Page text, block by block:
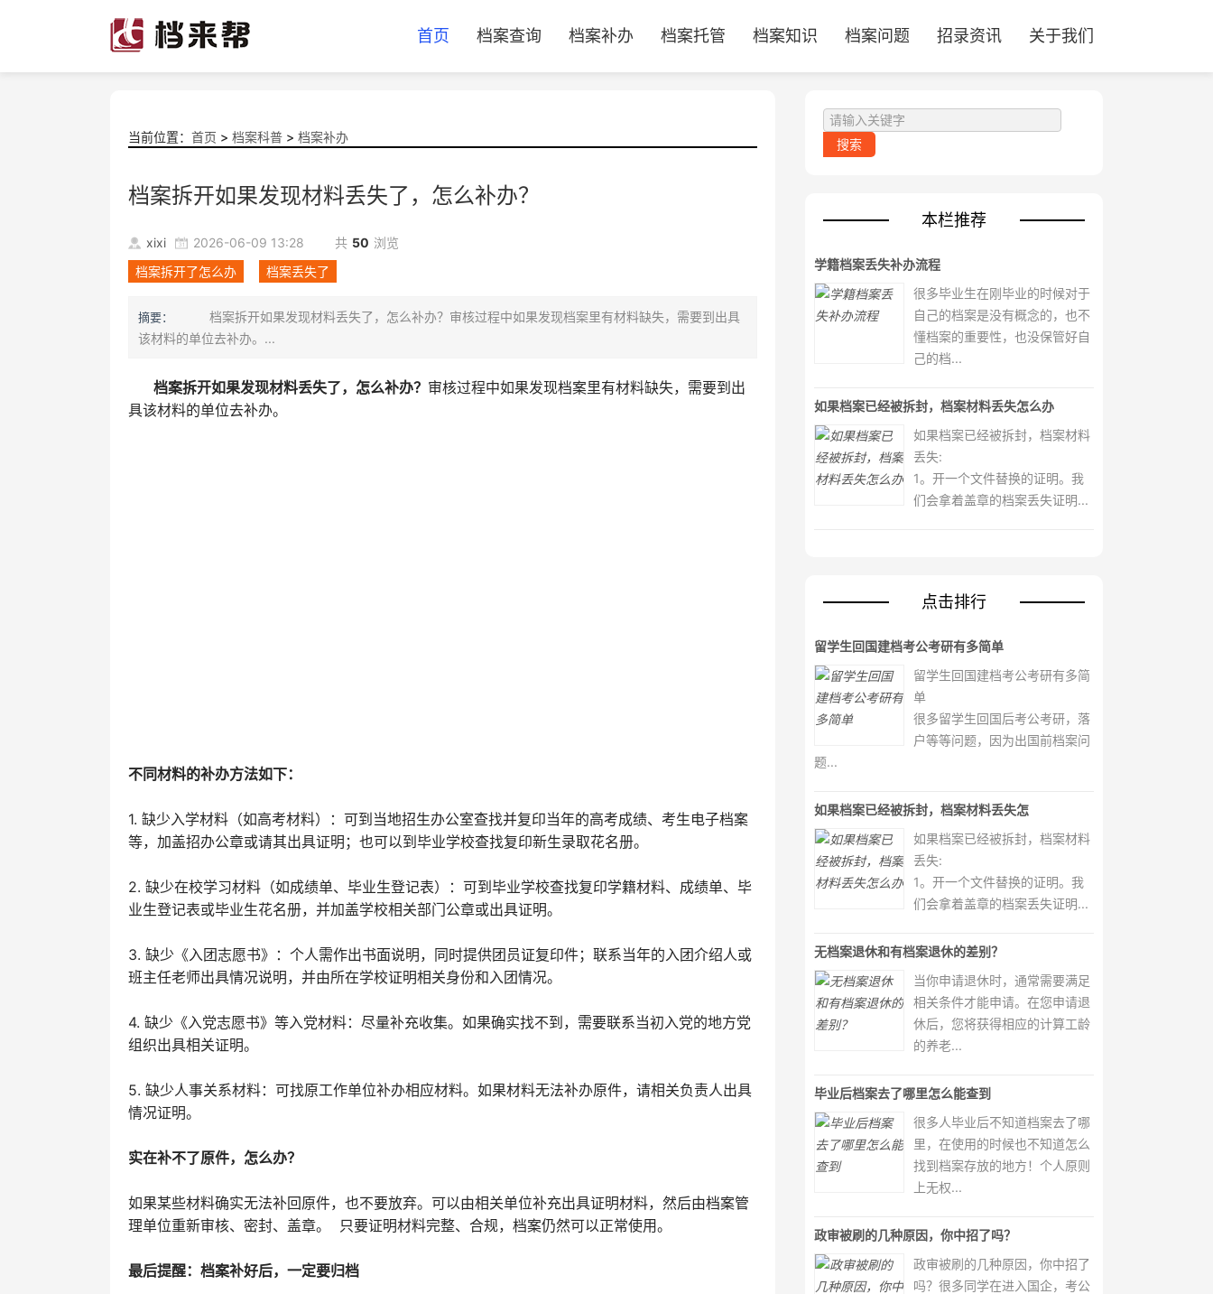
首页 档案查询 档案补办 档案托管 档案知识 档案问题 招录资讯 关于我们
当前位置： 首页 > 档案科普 > 档案补办
档案拆开如果发现材料丢失了，怎么补办？
xixi 2026-06-09 13:28 共 50 浏览
档案拆开了怎么办
档案丢失了
摘要：
档案拆开如果发现材料丢失了，怎么补办？审核过程中如果发现档案里有材料缺失，需要到出具
该材料的单位去补办。...
档案拆开如果发现材料丢失了，怎么补办？ 审核过程中如果发现档案里有材料缺失，需要到出
具该材料的单位去补办。
不同材料的补办方法如下：
1. 缺少入学材料（如高考材料）：可到当地招生办公室查找并复印当年的高考成绩、考生电子档案
等，加盖招办公章或请其出具证明；也可以到毕业学校查找复印新生录取花名册。
2. 缺少在校学习材料（如成绩单、毕业生登记表）：可到毕业学校查找复印学籍材料、成绩单、毕
业生登记表或毕业生花名册，并加盖学校相关部门公章或出具证明。
3. 缺少《入团志愿书》：个人需作出书面说明，同时提供团员证复印件；联系当年的入团介绍人或
班主任老师出具情况说明，并由所在学校证明相关身份和入团情况。
4. 缺少《入党志愿书》等入党材料：尽量补充收集。如果确实找不到，需要联系当初入党的地方党
组织出具相关证明。
5. 缺少人事关系材料：可找原工作单位补办相应材料。如果材料无法补办原件，请相关负责人出具
情况证明。
实在补不了原件，怎么办？
如果某些材料确实无法补回原件，也不要放弃。可以由相关单位补充出具证明材料，然后由档案管
理单位重新审核、密封、盖章。 只要证明材料完整、合规，档案仍然可以正常使用。
最后提醒：档案补好后，一定要归档
本栏推荐
学籍档案丢失补办流程
很多毕业生在刚毕业的时候对于
自己的档案是没有概念的，也不
懂档案的重要性，也没保管好自
己的档...
如果档案已经被拆封，档案材料丢失怎么办
如果档案已经被拆封，档案材料
丢失:
1。开一个文件替换的证明。我
们会拿着盖章的档案丢失证明...
点击排行
留学生回国建档考公考研有多简单
留学生回国建档考公考研有多简
单
很多留学生回国后考公考研，落
户等等问题，因为出国前档案问
题...
如果档案已经被拆封，档案材料丢失怎
如果档案已经被拆封，档案材料
丢失:
1。开一个文件替换的证明。我
们会拿着盖章的档案丢失证明...
无档案退休和有档案退休的差别？
当你申请退休时，通常需要满足
相关条件才能申请。在您申请退
休后，您将获得相应的计算工龄
的养老...
毕业后档案去了哪里怎么能查到
很多人毕业后不知道档案去了哪
里，在使用的时候也不知道怎么
找到档案存放的地方！个人原则
上无权...
政审被刷的几种原因，你中招了吗？
政审被刷的几种原因，你中招了
吗？很多同学在进入国企，考公